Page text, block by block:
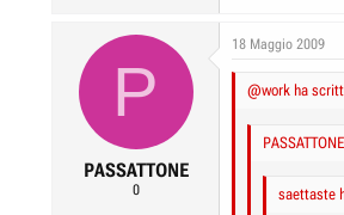
P
PASSATTONE
0
18 Maggio 2009
@work ha
saettaste